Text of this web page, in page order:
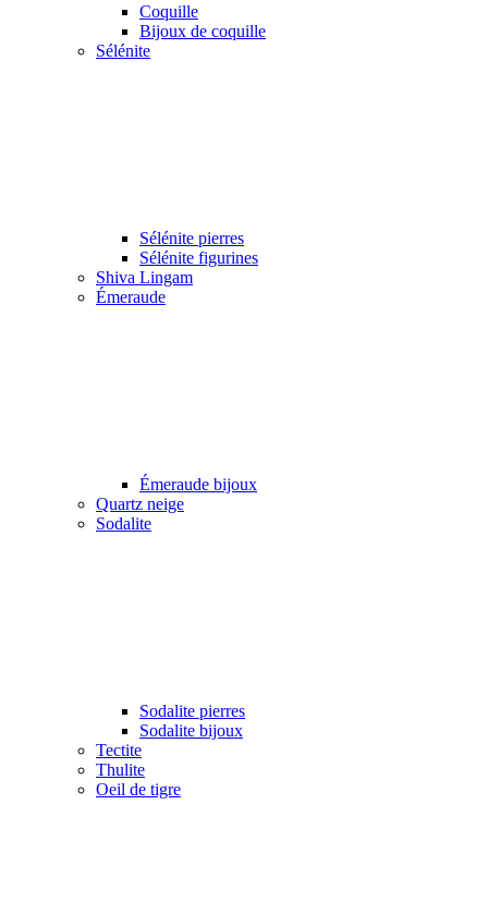
Coquille
Bijoux de coquille
Sélénite
Sélénite pierres
Sélénite figurines
Shiva Lingam
Émeraude
Émeraude bijoux
Quartz neige
Sodalite
Sodalite pierres
Sodalite bijoux
Tectite
Thulite
Oeil de tigre